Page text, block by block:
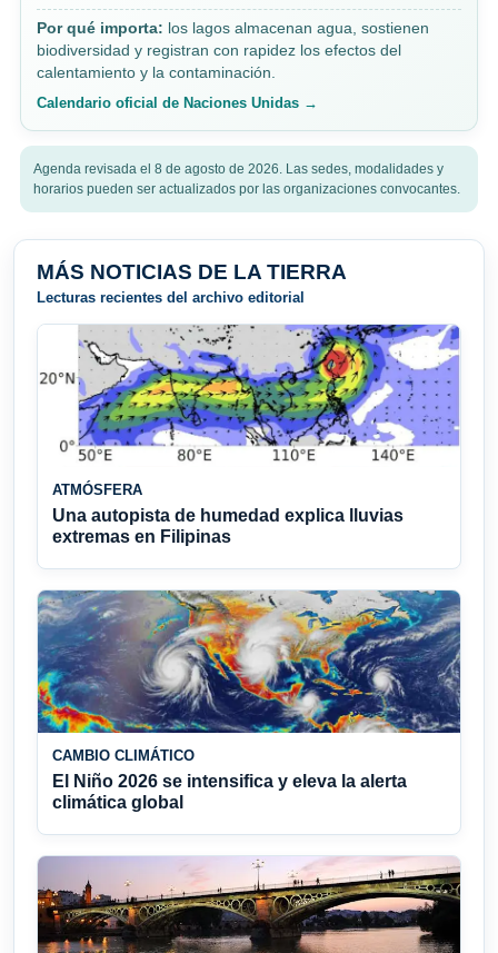
Por qué importa: los lagos almacenan agua, sostienen
biodiversidad y registran con rapidez los efectos del
calentamiento y la contaminación.
Calendario oficial de Naciones Unidas →
Agenda revisada el 8 de agosto de 2026. Las sedes, modalidades y
horarios pueden ser actualizados por las organizaciones convocantes.
MÁS NOTICIAS DE LA TIERRA
Lecturas recientes del archivo editorial
ATMÓSFERA
Una autopista de humedad explica lluvias
extremas en Filipinas
CAMBIO CLIMÁTICO
El Niño 2026 se intensifica y eleva la alerta
climática global